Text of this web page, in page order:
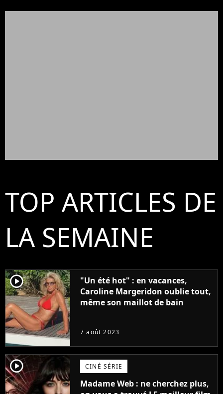
TOP ARTICLES DE
LA SEMAINE
player2
"Un été hot" : en vacances,
Caroline Margeridon oublie tout,
même son maillot de bain
7 août 2023
player2 CINÉ SÉRIE
Madame Web : ne cherchez plus,